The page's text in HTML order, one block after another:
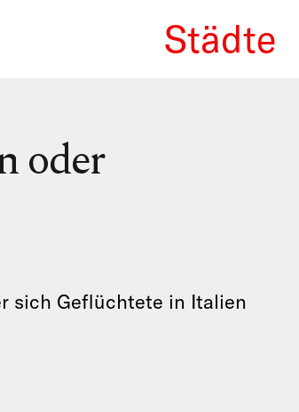
We
Städte
oder
sich Geflüchtete in Italien